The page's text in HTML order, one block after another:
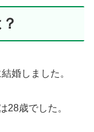
婚しました。
28歳でした。